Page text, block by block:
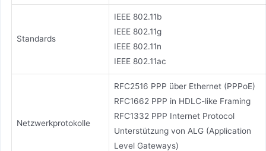
Standards
IEEE 802.11b
IEEE 802.11g
IEEE 802.11n
IEEE 802.11ac
Netzwerkprotokolle
RFC2516 PPP über Ethernet (PPPoE)
RFC1662 PPP in HDLC-like Framing
RFC1332 PPP Internet Protocol
Unterstützung von ALG (Application
Level Gateways)